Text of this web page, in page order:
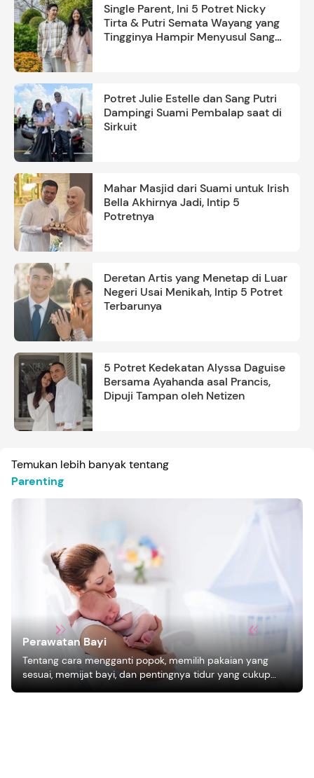
Single Parent, Ini 5 Potret Nicky
Tirta & Putri Semata Wayang yang
Tingginya Hampir Menyusul Sang
Potret Julie Estelle dan Sang Putri
Dampingi Suami Pembalap saat di
Sirkuit
Mahar Masjid dari Suami untuk Irish
Bella Akhirnya Jadi, Intip 5
Potretnya
Deretan Artis yang Menetap di Luar
Negeri Usai Menikah, Intip 5 Potret
Terbarunya
5 Potret Kedekatan Alyssa Daguise
Bersama Ayahanda asal Prancis,
Dipuji Tampan oleh Netizen
Temukan lebih banyak tentang
Parenting
Perawatan Bayi
Tentang cara mengganti popok, memilih pakaian yang
sesuai, memijat bayi, dan pentingnya tidur yang cukup
bagi pertumbuhan bayi.